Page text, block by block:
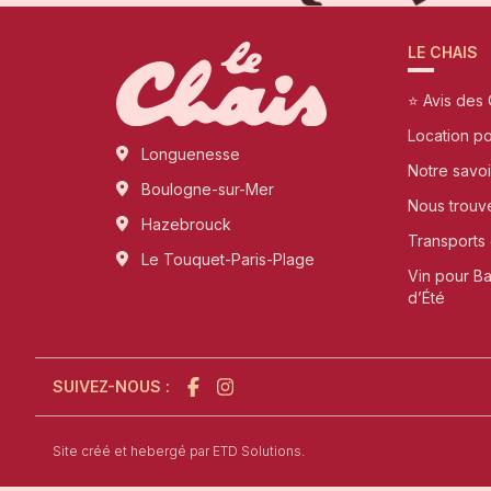
Longuenesse
Boulogne-sur-Mer
Hazebrouck
Le Touquet-Paris-Plage
LE CHAIS
⭐ Avis des
Location
Notre
Nous
Transports
Vin pour
d’Été
SUIVEZ-NOUS :
Site créé et hebergé parl'agence de création de site internet à
ETD Solutions.